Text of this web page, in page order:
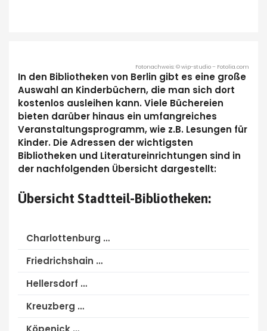
Fotonachweis: © wip-studio – Fotolia.com
In den Bibliotheken von Berlin gibt es eine große
Auswahl an Kinderbüchern, die man sich dort
kostenlos ausleihen kann. Viele Büchereien
bieten darüber hinaus ein umfangreiches
Veranstaltungsprogramm, wie z.B. Lesungen für
Kinder. Die Adressen der wichtigsten
Bibliotheken und Literatureinrichtungen sind in
der nachfolgenden Übersicht dargestellt:
Übersicht Stadtteil-Bibliotheken:
Charlottenburg …
Friedrichshain …
Hellersdorf …
Kreuzberg …